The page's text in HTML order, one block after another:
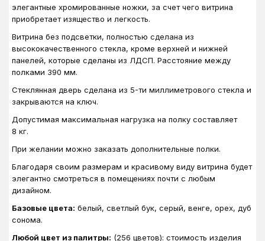
элегантные хромированные ножки, за счет чего витрина
приобретает изящество и легкость.
Витрина без подсветки, полностью сделана из
высококачественного стекла, кроме верхней и нижней
панелей, которые сделаны из ЛДСП. Расстояние между
полками 390 мм.
Стеклянная дверь сделана из 5-ти миллиметрового стекла и
закрываются на ключ.
Допустимая максимальная нагрузка на полку составляет
8 кг.
При желании можно заказать дополнительные полки.
Благодаря своим размерам и красивому виду витрина будет
элегантно смотреться в помещениях почти с любым
дизайном.
Базовые цвета: белый, светлый бук, серый, венге, орех, дуб
сонома.
Любой цвет из палитры: (256 цветов): стоимость изделия